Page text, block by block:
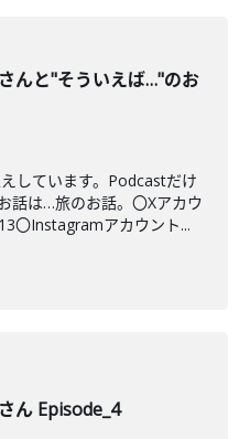
んと"そういえば…"のお
しています。Podcastだけ
話は…旅のお話。〇Xアカウ
〇Instagramアカウント...
ん Episode_4